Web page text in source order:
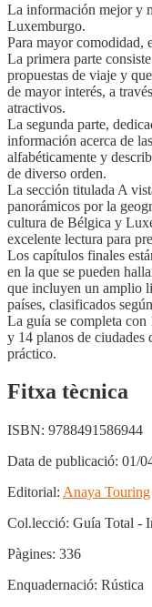
La información mejor y
Luxemburgo.
Para mayor comodidad,
La primera parte
propuestas de viaje y
de mayor interés, a
atractivos.
La segunda parte,
información acerca de
alfabéticamente y
de diverso orden.
La sección titulada A
panorámicos por la
cultura de Bélgica y
excelente lectura para
Los capítulos finales
en la que se pueden
que incluyen un amplio
países, clasificados
La guía se completa
y 14 planos de ciudades
práctico.
Fitxa tècnica
ISBN: 9788491586944
Data de publicació: 01/
Editorial: Anaya Touring
Col.lecció: Guía Total -
Pàgines: 336
Enquadernació: Rústica